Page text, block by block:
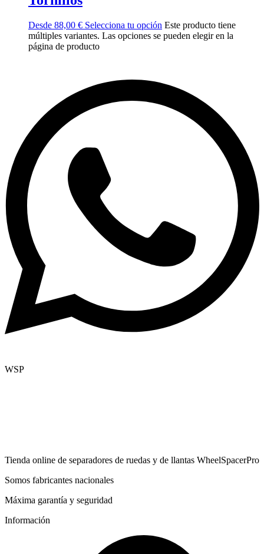
Desde 88,00 € Selecciona tu opción Este producto tiene
múltiples variantes. Las opciones se pueden elegir en la
página de producto
WSP
Tienda online de separadores de ruedas y de llantas WheelSpacerPro
Somos fabricantes nacionales
Máxima garantía y seguridad
Información